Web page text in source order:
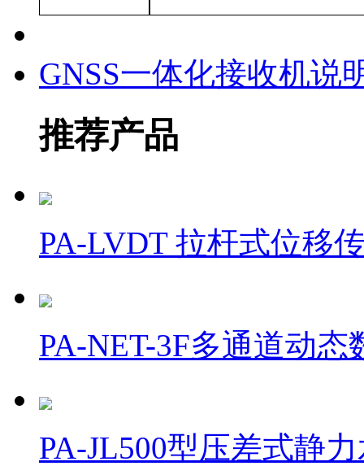
GNSS一体化接收机说
推荐产品
PA-LVDT 拉杆式位移
PA-NET-3F多通道动态
PA-JL500型压差式静